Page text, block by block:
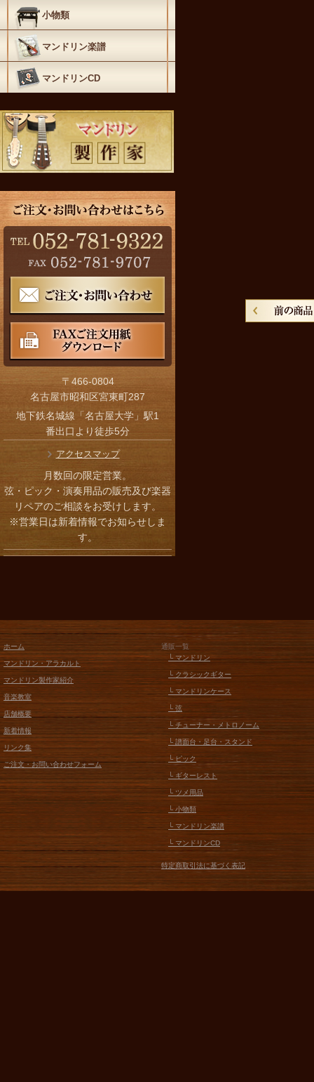
小物類
マンドリン楽譜
マンドリンCD
〒466-0804
名古屋市昭和区宮東町287
地下鉄名城線「名古屋大学」駅1
番出口より徒歩5分
アクセスマップ
月数回の限定営業。
弦・ピック・演奏用品の販売及び楽器
リペアのご相談をお受けします。
※営業日は新着情報でお知らせしま
す。
ホーム
マンドリン・アラカルト
マンドリン製作家紹介
音楽教室
店舗概要
新着情報
リンク集
ご注文・お問い合わせフォーム
通販一覧
└ マンドリン
└ クラシックギター
└ マンドリンケース
└ 弦
└ チューナー・メトロノーム
└ 譜面台・足台・スタンド
└ ピック
└ ギターレスト
└ ツメ用品
└ 小物類
└ マンドリン楽譜
└ マンドリンCD
特定商取引法に基づく表記